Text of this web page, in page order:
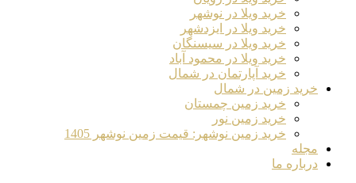
خرید ویلا در نوشهر
خرید ویلا در ایزدشهر
خرید ویلا در سیسنگان
خرید ویلا در محمود آباد
خرید آپارتمان در شمال
خرید زمین در شمال
خرید زمین چمستان
خرید زمین نور
خرید زمین نوشهر: قیمت زمین نوشهر 1405
مجله
درباره ما